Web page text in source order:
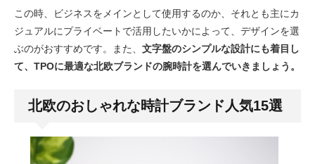
この時、ビジネスをメインとして使用するのか、それとも主にカ
ジュアルにプライベートで活用したいかによって、デザインを選
ぶのがおすすめです。また、 文字盤のシンプルな設計にも着目し
て、TPOに最適な北欧ブランドの腕時計を選んでいきましょう。
北欧のおしゃれな時計ブランド人気15選